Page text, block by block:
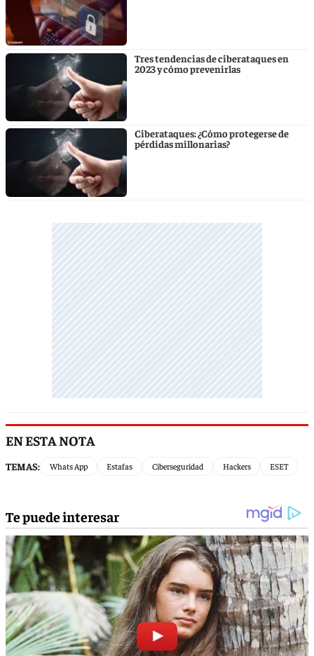
Tres tendencias de ciberataques en
2023 y cómo prevenirlas
Ciberataques: ¿Cómo protegerse de
pérdidas millonarias?
EN ESTA NOTA
TEMAS: Whats App Estafas Ciberseguridad Hackers ESET